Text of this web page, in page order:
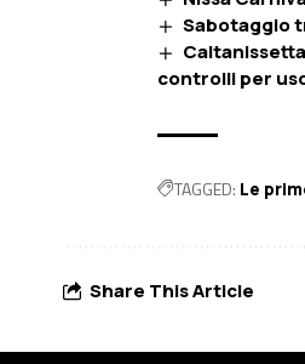
Sabotaggio
controlli per
TAGGED: Le
Share This Article